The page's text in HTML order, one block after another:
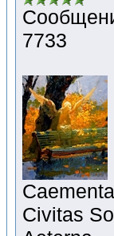
7733
Civitas